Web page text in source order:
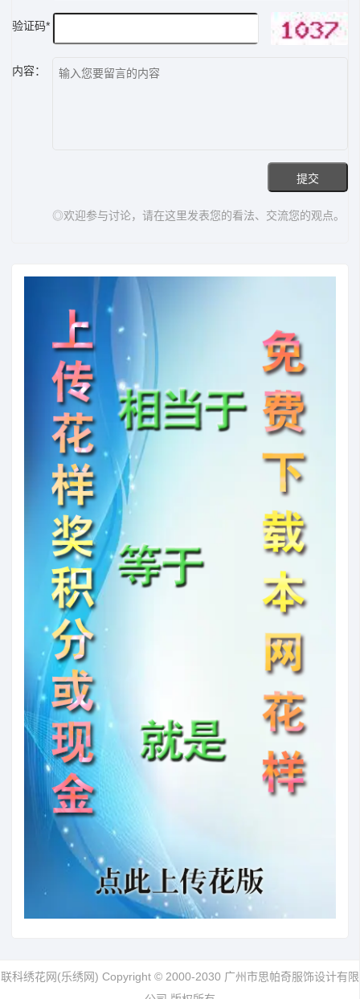
验证码*
内容：
◎欢迎参与讨论，请在这里发表您的看法、交流您的观点。
联科绣花网(乐绣网) Copyright © 2000-2030 广州市思帕奇服饰设计有限